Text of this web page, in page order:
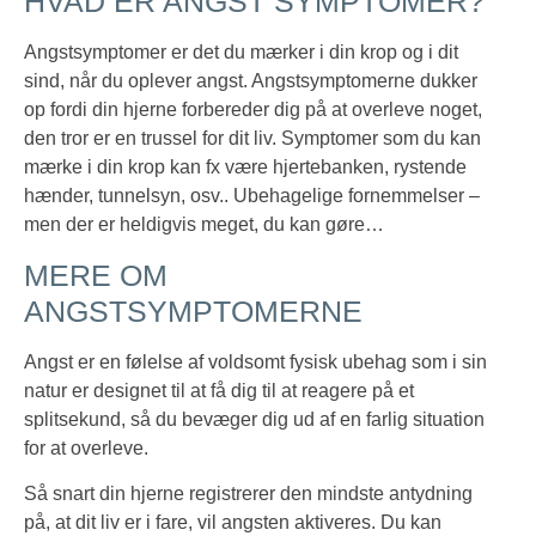
Angstsymptomer er det du mærker i din krop og i dit
sind, når du oplever angst. Angstsymptomerne dukker
op fordi din hjerne forbereder dig på at overleve noget,
den tror er en trussel for dit liv. Symptomer som du kan
mærke i din krop kan fx være hjertebanken, rystende
hænder, tunnelsyn, osv.. Ubehagelige fornemmelser –
men der er heldigvis meget, du kan gøre…
MERE OM
ANGSTSYMPTOMERNE
Angst er en følelse af voldsomt fysisk ubehag som i sin
natur er designet til at få dig til at reagere på et
splitsekund, så du bevæger dig ud af en farlig situation
for at overleve.
Så snart din hjerne registrerer den mindste antydning
på, at dit liv er i fare, vil angsten aktiveres. Du kan